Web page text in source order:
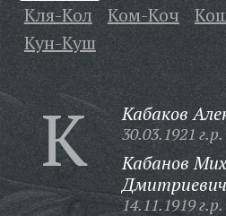
Кля-Кол
Ком-Коч
Кун-Куш
К Кабаков
30.03.1921 г.р.
Кабанов
14.11.1919 г.р.